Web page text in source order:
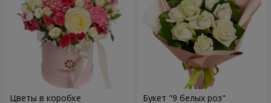
Цветы в коробке Букет "9 белых роз"